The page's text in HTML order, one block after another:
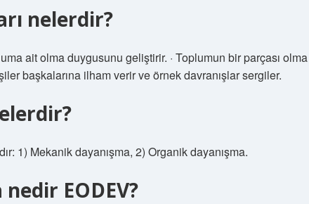
nelerdir?
ait olma duygusunu geliştirir. · Toplumun bir parçası olma
başkalarına ilham verir ve örnek davranışlar sergiler.
1) Mekanik dayanışma, 2) Organik dayanışma.
EODEV?